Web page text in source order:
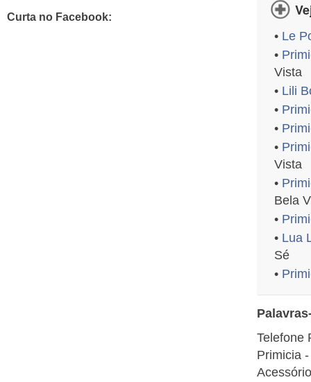
•Exército egípcio diz que encontrou destroços de
Curta no Facebook:
• Le
•
Vista
• Lili
•
•
•
Vista
•
Bela
•
• Lua
Sé
•
Telefone
Primicia